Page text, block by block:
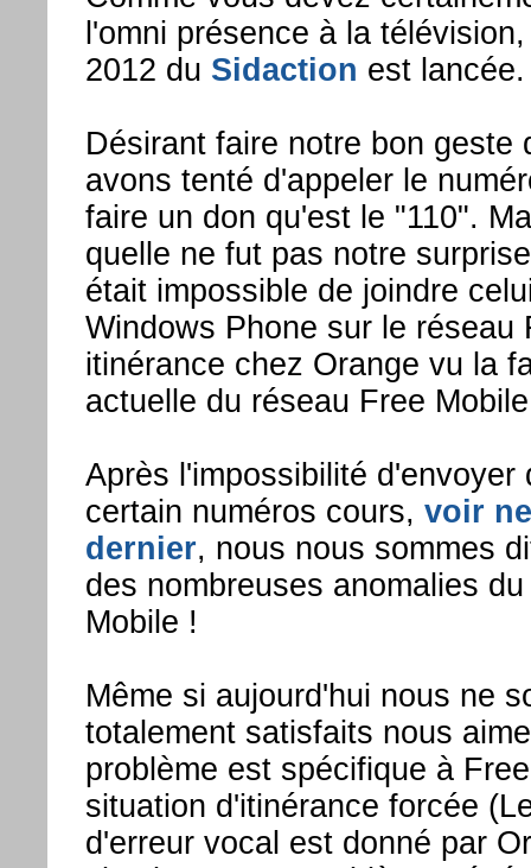
l'omni présence à la
2012 du Sidaction est lancée.
Désirant faire notre bon geste
avons tenté d'appeler le
faire un don qu'est le "110".
quelle ne fut pas notre
était impossible de joindre
Windows Phone sur le réseau
itinérance chez Orange vu la
actuelle du réseau Free
Après l'impossibilité d'envoyer
certain numéros cours, voir
dernier, nous nous sommes
des nombreuses anomalies
Mobile !
Même si aujourd'hui nous ne
totalement satisfaits nous
problème est spécifique à
situation d'itinérance forcée
d'erreur vocal est donné par